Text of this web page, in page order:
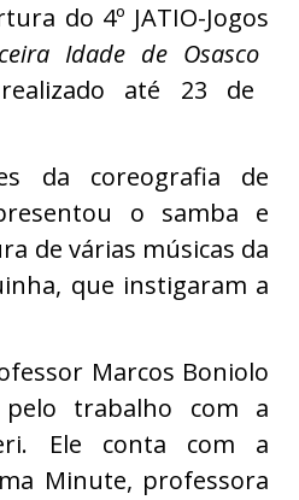
do 4º JATIO-Jogos
Idade de Osasco
até 23 de
da coreografia de
o samba e
de várias músicas da
que instigaram a
Marcos Boniolo
trabalho com a
Ele conta com a
Minute, professora